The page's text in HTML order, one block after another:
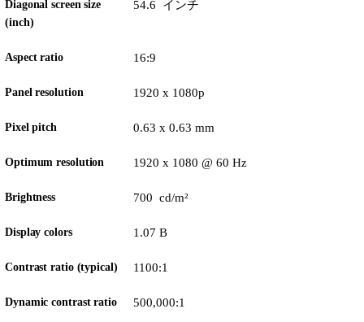
Diagonal screen size
(inch)
54.6 インチ
Aspect ratio 16:9
Panel resolution 1920 x 1080p
Pixel pitch 0.63 x 0.63 mm
Optimum resolution 1920 x 1080 @ 60 Hz
Brightness 700 cd/m²
Display colors 1.07 B
Contrast ratio (typical) 1100:1
Dynamic contrast ratio 500,000:1